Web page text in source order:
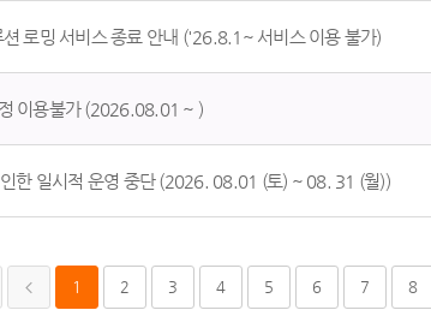
로밍 서비스 종료 안내 ('26.8.1~ 서비스 이용 불가)
이용불가 (2026.08.01 ~ )
한 일시적 운영 중단 (2026. 08.01 (토) ~ 08. 31 (월))
1 2 3 4 5 6 7 8